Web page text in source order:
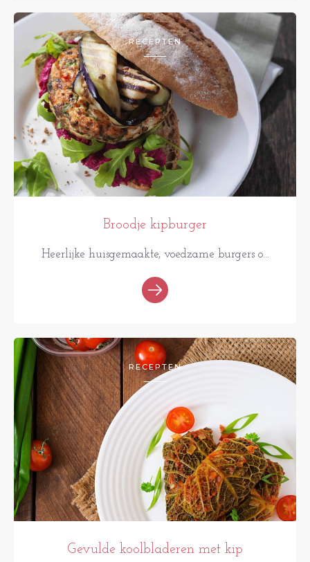
RECEPTEN
Broodje kipburger
Heerlijke huisgemaakte, voedzame burgers o...
RECEPTEN
Gevulde koolbladeren met kip